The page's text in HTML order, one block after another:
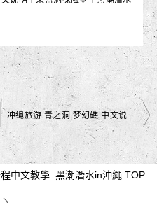
冲绳旅游 青之洞 梦幻礁 中文说明 ｜体验潜水｜黑潮潜水
中文教學–黑潮潛水in沖繩 TOP